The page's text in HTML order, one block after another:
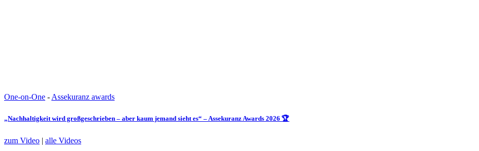
One-on-One -Assekuranz awards
„Nachhaltigkeit wird großgeschrieben – aber kaum jemand sieht es“ – Assekuranz Awards 2026 🏆
zum Video | alle Videos